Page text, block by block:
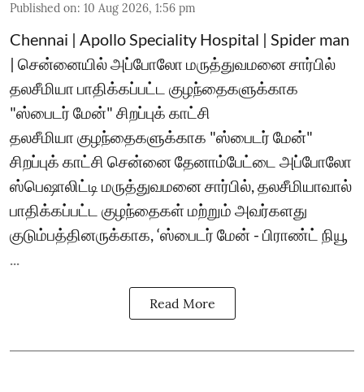
Published on: 10 Aug 2026, 1:56 pm
Chennai | Apollo Speciality Hospital | Spider man
| சென்னையில் அப்போலோ மருத்துவமனை சார்பில்
தலசீமியா பாதிக்கப்பட்ட குழந்தைகளுக்காக
"ஸ்பைடர் மேன்" சிறப்புக் காட்சி
தலசீமியா குழந்தைகளுக்காக "ஸ்பைடர் மேன்"
சிறப்புக் காட்சி சென்னை தேனாம்பேட்டை அப்போலோ
ஸ்பெஷாலிட்டி மருத்துவமனை சார்பில், தலசீமியாவால்
பாதிக்கப்பட்ட குழந்தைகள் மற்றும் அவர்களது
குடும்பத்தினருக்காக, ‘ஸ்பைடர் மேன் - பிராண்ட் நியூ
...
Read More